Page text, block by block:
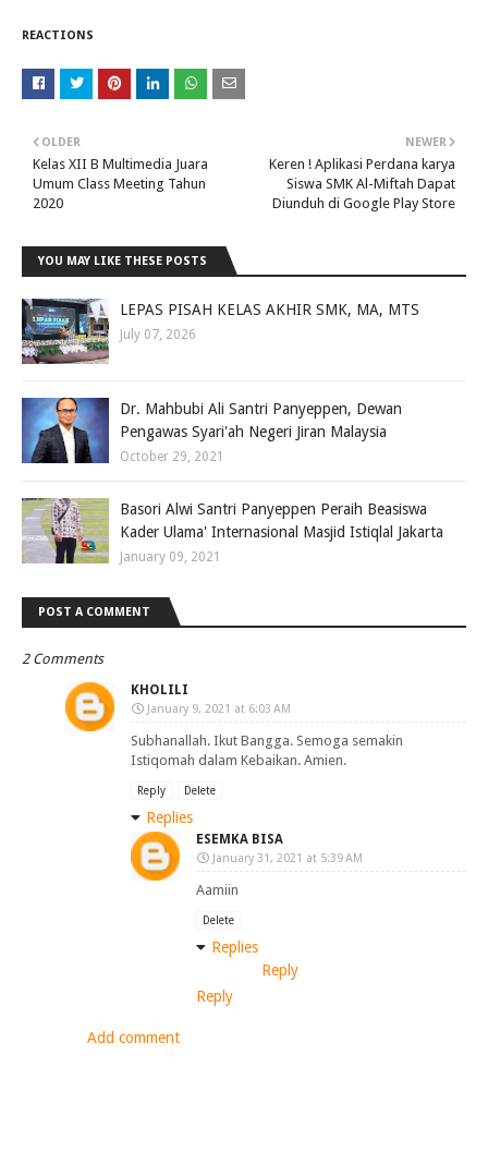
REACTIONS
NEWER
Keren ! Aplikasi Perdana karya
Siswa SMK Al-Miftah Dapat
Diunduh di Google Play Store
OLDER
Kelas XII B Multimedia Juara
Umum Class Meeting Tahun
2020
YOU MAY LIKE THESE POSTS
LEPAS PISAH KELAS AKHIR SMK, MA, MTS
July 07, 2026
Dr. Mahbubi Ali Santri Panyeppen, Dewan
Pengawas Syari'ah Negeri Jiran Malaysia
October 29, 2021
Basori Alwi Santri Panyeppen Peraih Beasiswa
Kader Ulama' Internasional Masjid Istiqlal Jakarta
January 09, 2021
POST A COMMENT
2 Comments
KHOLILI
January 9, 2021 at 6:03 AM
Subhanallah. Ikut Bangga. Semoga semakin
Istiqomah dalam Kebaikan. Amien.
Reply Delete
Replies
ESEMKA BISA
January 31, 2021 at 5:39 AM
Aamiin
Delete
Replies
Reply
Reply
Add comment